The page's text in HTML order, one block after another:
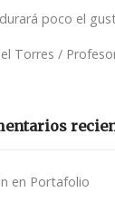
poco el
Torres /
en Portafolio